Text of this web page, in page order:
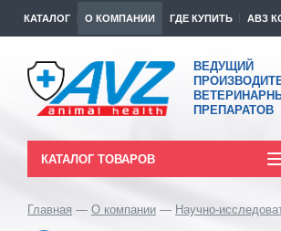
КАТАЛОГ О КОМПАНИИ ГДЕ КУПИТЬ АВЗ
ВЕДУЩИЙ
ПРЕПАРАТОВ
КАТАЛОГ ТОВАРОВ
Главная О компании Научно-